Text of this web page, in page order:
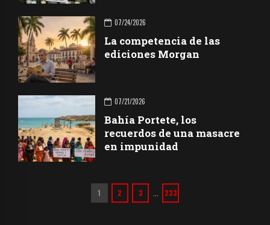
07/24/2026
La competencia de las
ediciones Morgan
07/21/2026
Bahía Portete, los
recuerdos de una masacre
en impunidad
1 2 3 233